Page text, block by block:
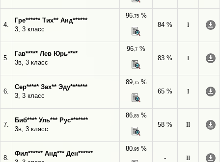
4.
Гре****** Тих** Анд******
3, 3 класс
96,75%
84 %
I
5.
Гав***** Лев Юрь****
3в, 3 класс
96,7 %
83 %
I
6.
Сер***** Зах** Эду*******
3, 3 класс
89,75%
65 %
I
7.
Биб**** Уль*** Рус*******
3в, 3 класс
86,85%
58 %
II
8.
Фил****** Анд*** Ден******
80,95%
-
II